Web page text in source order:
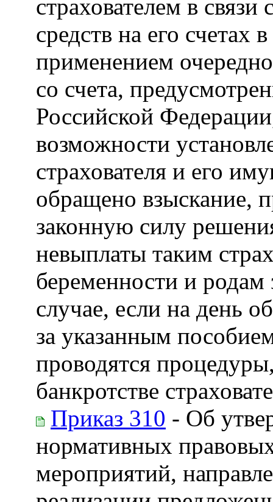
страхователем в
средств на его счетах
применением
со счета,
Российской
возможности
страхователя и его
обращено взыскание,
законную силу
невыплаты таким
беременности и родам
случае, если на день
за указанным
проводятся
банкротстве
Приказ 310 - Об
нормативных
мероприятий,